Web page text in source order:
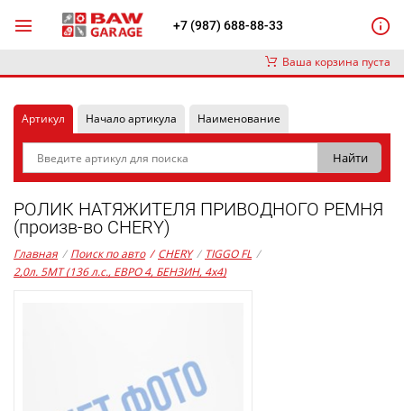
+7 (987) 688-88-33
Ваша корзина пуста
Артикул Начало артикула Наименование
РОЛИК НАТЯЖИТЕЛЯ ПРИВОДНОГО РЕМНЯ
(произв-во CHERY)
Главная / Поиск по авто / CHERY / TIGGO FL /
2,0л. 5MT (136 л.с., ЕВРО 4, БЕНЗИН, 4x4)